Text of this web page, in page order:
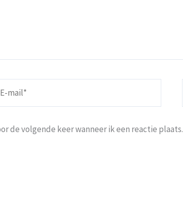
de volgende keer wanneer ik een reactie plaats.